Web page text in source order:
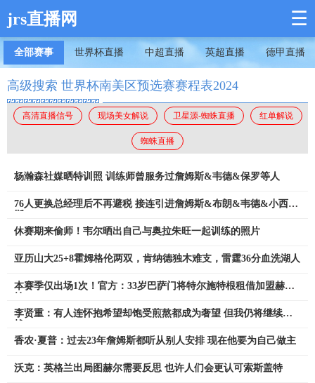
jrs直播网 ☰
全部赛事 世界杯直播 中超直播 英超直播 德甲直播
高级搜索 世界杯南美区预选赛赛程表2024
高清直播信号 现场美女解说 卫星源-蜘蛛直播 红单解说
蜘蛛直播
杨瀚森社媒晒特训照 训练师曾服务过詹姆斯&韦德&保罗等人
76人更换总经理后不再避税 接连引进詹姆斯&布朗&韦德&小西蒙
休赛期来偷师！韦尔晒出自己与奥拉朱旺一起训练的照片
亚历山大25+8霍姆格伦两双，肯纳德独木难支，雷霆36分血洗湖人
本赛季仅出场1次！官方：33岁巴萨门将特尔施特根租借加盟赫罗
李贤重：有人连怀抱希望却饱受煎熬都成为奢望 但我仍将继续挑
香农·夏普：过去23年詹姆斯都听从别人安排 现在他要为自己做主
沃克：英格兰出局图赫尔需要反思 也许人们会更认可索斯盖特